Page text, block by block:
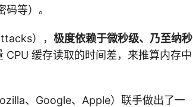
等）。
）， 极度依赖于微秒级、乃至纳秒
CPU 缓存读取的时间差，来推算内存中
、Google、Apple）联手做出了一